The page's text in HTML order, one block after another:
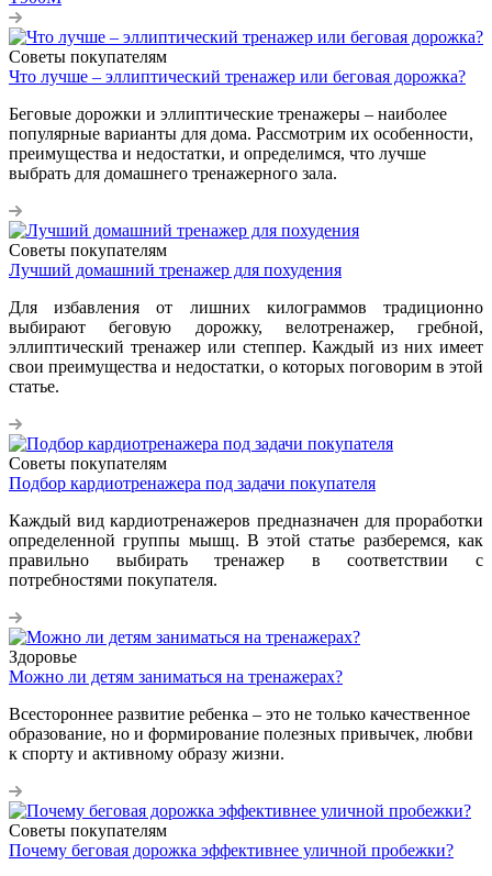
Советы покупателям
Что лучше – эллиптический тренажер или беговая дорожка?
Беговые дорожки и эллиптические тренажеры – наиболее
популярные варианты для дома. Рассмотрим их особенности,
преимущества и недостатки, и определимся, что лучше
выбрать для домашнего тренажерного зала.
Советы покупателям
Лучший домашний тренажер для похудения
Для избавления от лишних килограммов традиционно
выбирают беговую дорожку, велотренажер, гребной,
эллиптический тренажер или степпер. Каждый из них имеет
свои преимущества и недостатки, о которых поговорим в этой
статье.
Советы покупателям
Подбор кардиотренажера под задачи покупателя
Каждый вид кардиотренажеров предназначен для проработки
определенной группы мышц. В этой статье разберемся, как
правильно выбирать тренажер в соответствии с
потребностями покупателя.
Здоровье
Можно ли детям заниматься на тренажерах?
Всестороннее развитие ребенка – это не только качественное
образование, но и формирование полезных привычек, любви
к спорту и активному образу жизни.
Советы покупателям
Почему беговая дорожка эффективнее уличной пробежки?